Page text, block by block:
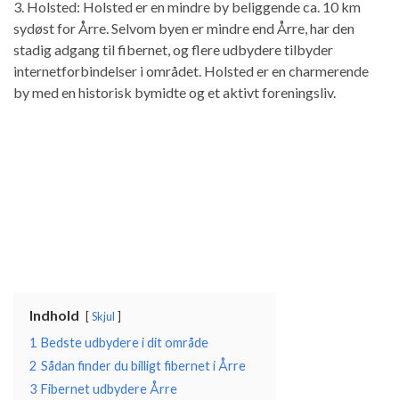
3. Holsted: Holsted er en mindre by beliggende ca. 10 km
sydøst for Årre. Selvom byen er mindre end Årre, har den
stadig adgang til fibernet, og flere udbydere tilbyder
internetforbindelser i området. Holsted er en charmerende
by med en historisk bymidte og et aktivt foreningsliv.
Indhold Skjul
1 Bedste udbydere i dit område
2 Sådan finder du billigt fibernet i Årre
3 Fibernet udbydere Årre